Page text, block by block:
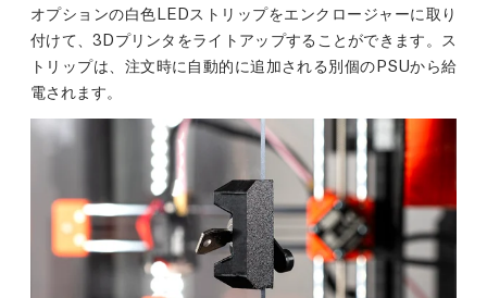
オプションの白色LEDストリップをエンクロージャーに取り
付けて、3Dプリンタをライトアップすることができます。ス
トリップは、注文時に自動的に追加される別個のPSUから給
電されます。